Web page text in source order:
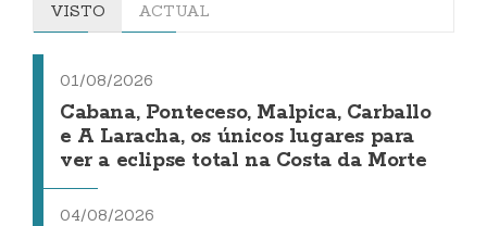
VISTO ACTUAL
01/08/2026
Cabana, Ponteceso, Malpica, Carballo
e A Laracha, os únicos lugares para
ver a eclipse total na Costa da Morte
04/08/2026